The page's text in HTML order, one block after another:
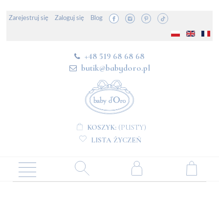
Zarejestruj się Zaloguj się Blog
+48 519 68 68 68
butik@babydoro.pl
KOSZYK: (PUSTY)
LISTA ŻYCZEŃ